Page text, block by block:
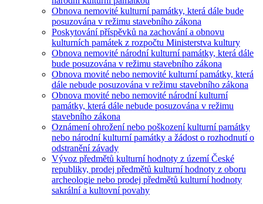
Obnova nemovité kulturní památky, která dále bude
posuzována v režimu stavebního zákona
Poskytování příspěvků na zachování a obnovu
kulturních památek z rozpočtu Ministerstva kultury
Obnova nemovité národní kulturní památky, která dále
bude posuzována v režimu stavebního zákona
Obnova movité nebo nemovité kulturní památky, která
dále nebude posuzována v režimu stavebního zákona
Obnova movité nebo nemovité národní kulturní
památky, která dále nebude posuzována v režimu
stavebního zákona
Oznámení ohrožení nebo poškození kulturní památky
nebo národní kulturní památky a žádost o rozhodnutí o
odstranění závady
Vývoz předmětů kulturní hodnoty z území České
republiky, prodej předmětů kulturní hodnoty z oboru
archeologie nebo prodej předmětů kulturní hodnoty
sakrální a kultovní povahy